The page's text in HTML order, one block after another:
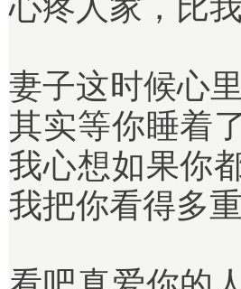
心疼人家，比我
妻子这时候心
其实等你睡着
我心想如果你
我把你看得多重